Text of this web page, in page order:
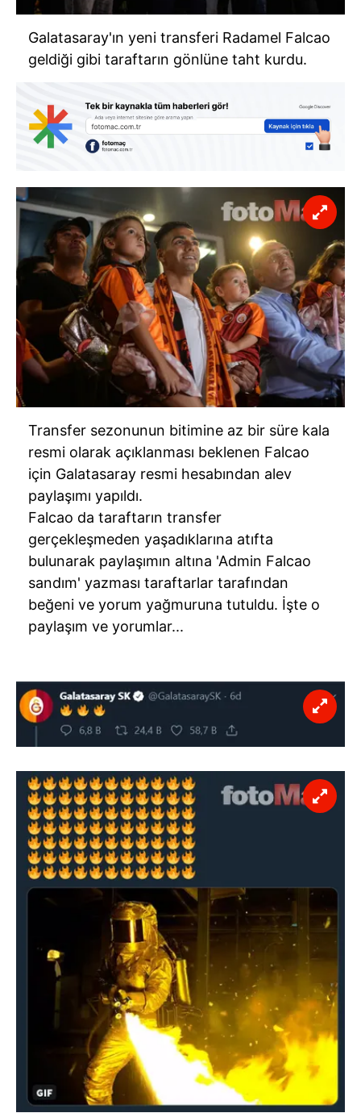
Galatasaray'ın yeni transferi Radamel Falcao
geldiği gibi taraftarın gönlüne taht kurdu.
Transfer sezonunun bitimine az bir süre kala
resmi olarak açıklanması beklenen Falcao
için Galatasaray resmi hesabından alev
paylaşımı yapıldı.
Falcao da taraftarın transfer
gerçekleşmeden yaşadıklarına atıfta
bulunarak paylaşımın altına 'Admin Falcao
sandım' yazması taraftarlar tarafından
beğeni ve yorum yağmuruna tutuldu. İşte o
paylaşım ve yorumlar...